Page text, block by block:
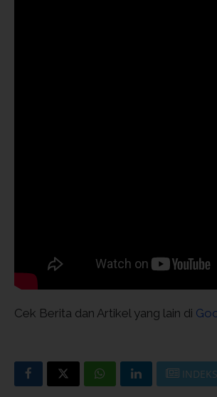
Cek Berita dan Artikel yang lain di